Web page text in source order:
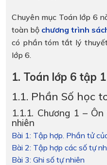
Chuyên mục Toán lớp 6
toàn bộ chương trình
có phần tóm tắt lý
lớp 6.
1. Toán lớp 6 tập 1
1.1. Phần Số học
1.1.1. Chương 1 –
nhiên
Bài 1: Tập hợp. Phần tử
Bài 2: Tập hợp các số tự
Bài 3: Ghi số tự nhiên